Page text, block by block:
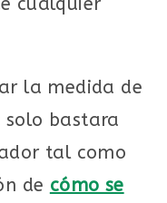
cualquier
la medida de
bastara
tal como
de cómo se